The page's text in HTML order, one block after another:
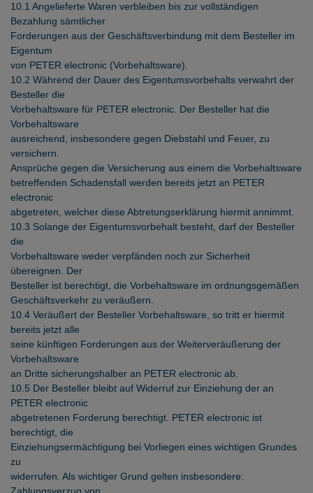
10.1 Angelieferte Waren verbleiben bis zur vollständigen
Bezahlung sämtlicher
Forderungen aus der Geschäftsverbindung mit dem Besteller im
Eigentum
von PETER electronic (Vorbehaltsware).
10.2 Während der Dauer des Eigentumsvorbehalts verwahrt der
Besteller die
Vorbehaltsware für PETER electronic. Der Besteller hat die
Vorbehaltsware
ausreichend, insbesondere gegen Diebstahl und Feuer, zu
versichern.
Ansprüche gegen die Versicherung aus einem die Vorbehaltsware
betreffenden Schadensfall werden bereits jetzt an PETER
electronic
abgetreten, welcher diese Abtretungserklärung hiermit annimmt.
10.3 Solange der Eigentumsvorbehalt besteht, darf der Besteller
die
Vorbehaltsware weder verpfänden noch zur Sicherheit
übereignen. Der
Besteller ist berechtigt, die Vorbehaltsware im ordnungsgemäßen
Geschäftsverkehr zu veräußern.
10.4 Veräußert der Besteller Vorbehaltsware, so tritt er hiermit
bereits jetzt alle
seine künftigen Forderungen aus der Weiterveräußerung der
Vorbehaltsware
an Dritte sicherungshalber an PETER electronic ab.
10.5 Der Besteller bleibt auf Widerruf zur Einziehung der an
PETER electronic
abgetretenen Forderung berechtigt. PETER electronic ist
berechtigt, die
Einziehungsermächtigung bei Vorliegen eines wichtigen Grundes
zu
widerrufen. Als wichtiger Grund gelten insbesondere: